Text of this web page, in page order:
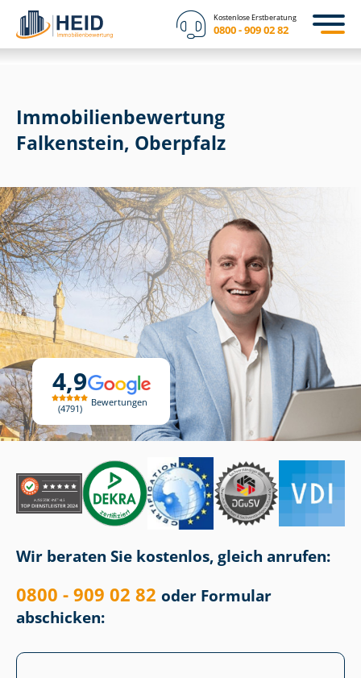
Kostenlose Erstberatung
0800 - 909 02 82
4,9
4791
Bewertungen
Immobilien­bewertung
Falkenstein, Oberpfalz
Wir beraten Sie kostenlos, gleich anrufen:
0800 - 909 02 82 oder Formular
abschicken: